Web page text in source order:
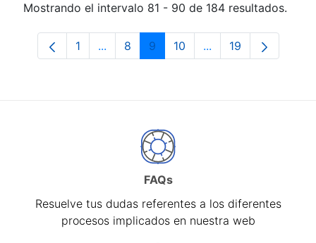
Mostrando el intervalo 81 - 90 de 184 resultados.
Página
1 ...Páginas intermedias Use TAB para
Página
8 Página
9 Página
10 ...PáginasPágina
19
FAQs
Resuelve tus dudas referentes a los diferentes
procesos implicados en nuestra web